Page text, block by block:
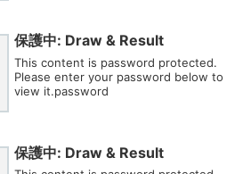
保護中: Draw & Result
This content is password protected.
Please enter your password below to
view it.password
保護中: Draw & Result